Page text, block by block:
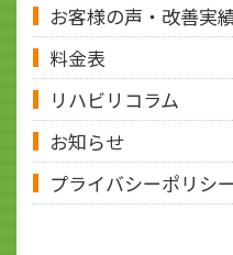
お客様の声・改善実
料金表
リハビリコラム
お知らせ
プライバシーポリシー